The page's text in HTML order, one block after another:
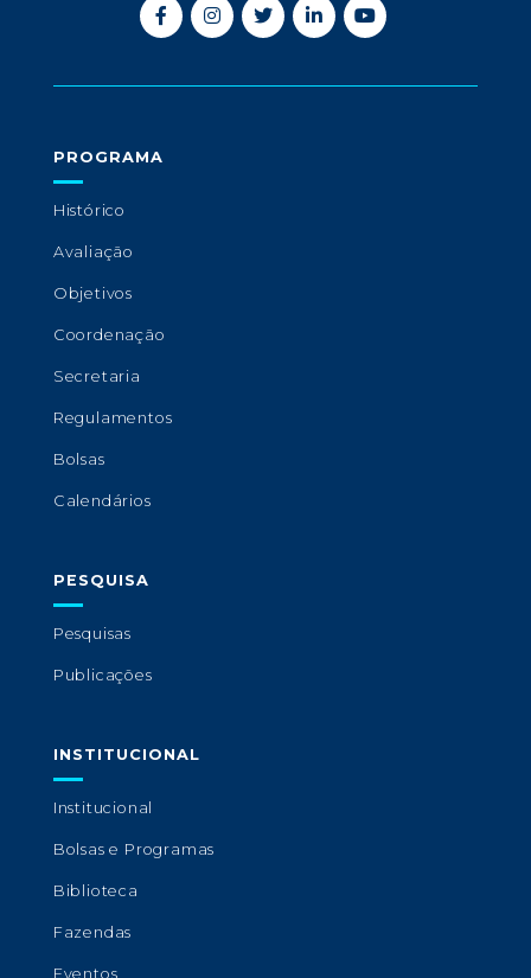
PROGRAMA
Histórico
Avaliação
Objetivos
Coordenação
Secretaria
Regulamentos
Bolsas
Calendários
PESQUISA
Pesquisas
Publicações
INSTITUCIONAL
Institucional
Bolsas e Programas
Biblioteca
Fazendas
Eventos